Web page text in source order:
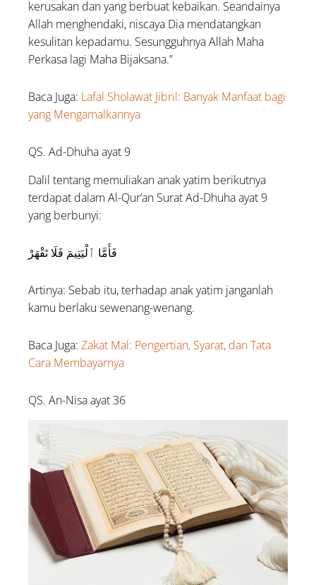
kerusakan dan yang berbuat kebaikan. Seandainya
Allah menghendaki, niscaya Dia mendatangkan
kesulitan kepadamu. Sesungguhnya Allah Maha
Perkasa lagi Maha Bijaksana.”
Baca Juga: Lafal Sholawat Jibril: Banyak Manfaat bagi
yang Mengamalkannya
QS. Ad-Dhuha ayat 9
Dalil tentang memuliakan anak yatim berikutnya
terdapat dalam Al-Qur’an Surat Ad-Dhuha ayat 9
yang berbunyi:
فَأَمَّا ٱلْيَتِيمَ فَلَا تَقْهَرْ
Artinya: Sebab itu, terhadap anak yatim janganlah
kamu berlaku sewenang-wenang.
Baca Juga:Zakat Mal: Pengertian, Syarat, dan Tata
Cara Membayarnya
QS. An-Nisa ayat 36